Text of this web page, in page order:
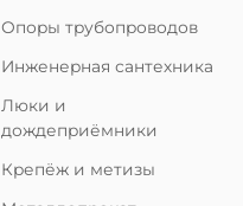
Опоры трубопроводов
Инженерная сантехника
Люки и
дождеприёмники
Крепёж и метизы